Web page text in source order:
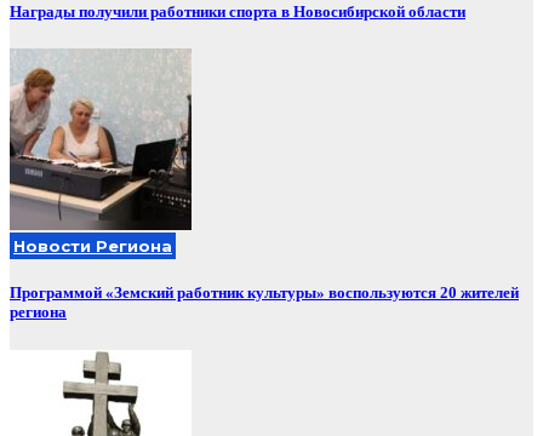
Награды получили работники спорта в Новосибирской области
Новости Региона
Программой «Земский работник культуры» воспользуются 20 жителей
региона